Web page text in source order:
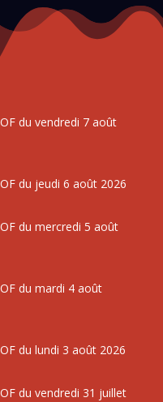
OF du vendredi 7 août
OF du jeudi 6 août 2026
OF du mercredi 5 août
OF du mardi 4 août
OF du lundi 3 août 2026
OF du vendredi 31 juillet